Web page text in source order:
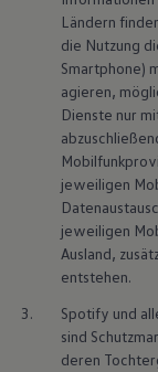
Ländern
die Nutzung
Smartphone)
agieren,
Dienste nur
jeweiligen
jeweiligen
Ausland,
entstehen.
3.
Spotify und
sind
deren